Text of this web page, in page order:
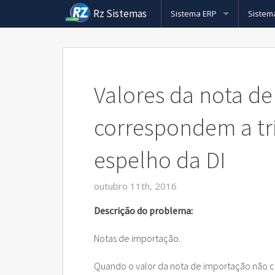
Rz Sistemas Sistema ERP
Nota
Nota
Cobrança Bancaria
Rz Vendas Força
CRM
Rz Cargas
Formação do Preço de
Rz Barcode Plotter
Valores da nota
correspondem a
espelho da DI
outubro 11th, 2016
Descrição do problema:
Notas de importação.
Quando o valor da nota de importação não